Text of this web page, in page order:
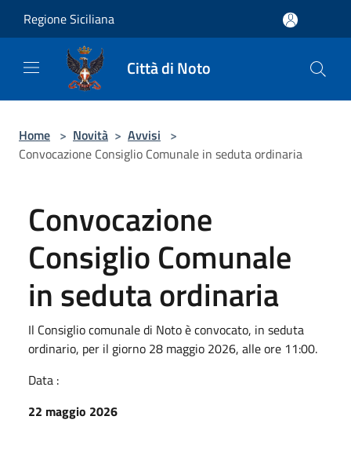
Regione Siciliana
Città di Noto
Home > Novità > Avvisi >
Convocazione Consiglio Comunale in seduta ordinaria
Convocazione
Consiglio Comunale
in seduta ordinaria
Il Consiglio comunale di Noto è convocato, in seduta
ordinario, per il giorno 28 maggio 2026, alle ore 11:00.
Data :
22 maggio 2026